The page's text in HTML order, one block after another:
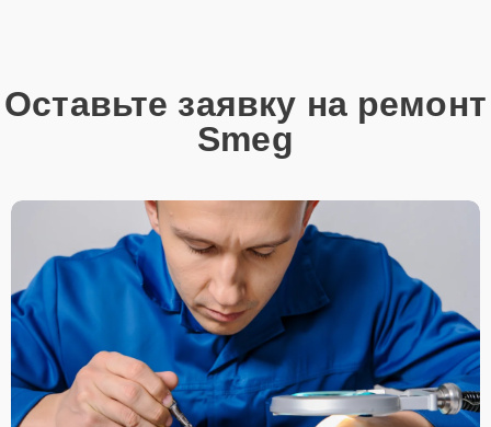
Оставьте заявку на ремонт
Smeg